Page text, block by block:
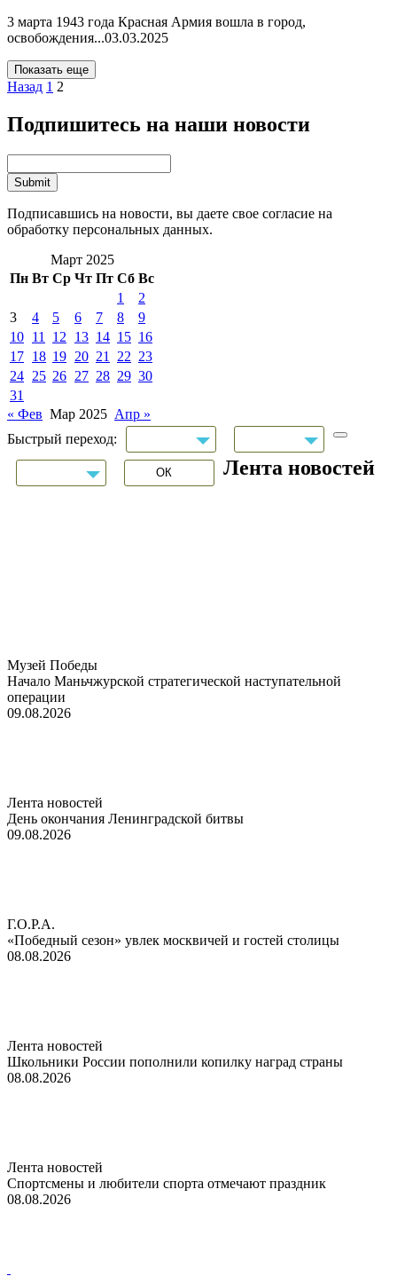
3 марта 1943 года Красная Армия вошла в город,
освобождения...03.03.2025
Показать еще
Назад 1 2
Подпишитесь на наши новости
Подписавшись на новости, вы даете свое согласие на
обработку персональных данных.
Март 2025
Пн Вт Ср Чт Пт Сб Вс
1
2
3
4 5 6 7 8
9
10 11 12 13 14 15 16
17 18 19 20 21 22 23
24 25 26 27 28 29 30
31
« Фев Мар 2025 Апр »
Быстрый переход:
Лента новостей
Музей Победы
Начало Маньчжурской стратегической наступательной
операции
09.08.2026
Лента новостей
День окончания Ленинградской битвы
09.08.2026
Г.О.Р.А.
«Победный сезон» увлек москвичей и гостей столицы
08.08.2026
Лента новостей
Школьники России пополнили копилку наград страны
08.08.2026
Лента новостей
Спортсмены и любители спорта отмечают праздник
08.08.2026